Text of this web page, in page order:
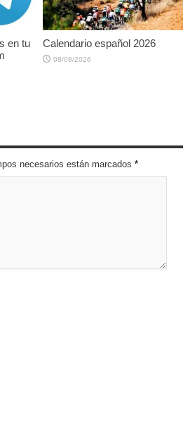
en tu
Calendario español 2026
08/08/2026
necesarios están marcados *